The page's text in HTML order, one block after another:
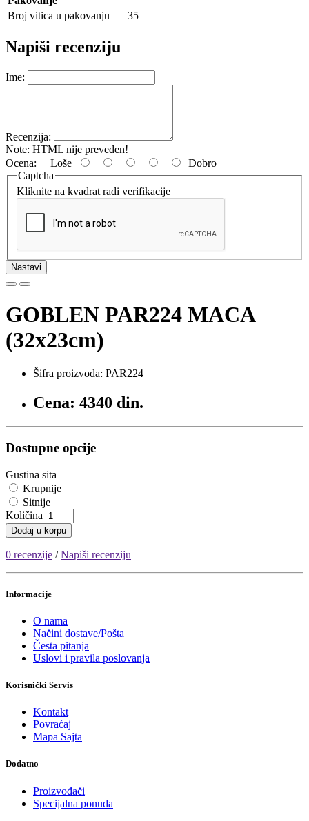
Broj vitica u pakovanju
35
Napiši recenziju
Ime:
Recenzija:
Note: HTML nije preveden!
Ocena: Loše
Dobro
Captcha
Kliknite na kvadrat radi verifikacije
Nastavi
GOBLEN PAR224 MACA
(32x23cm)
Šifra proizvoda: PAR224
Cena: 4340 din.
Dostupne opcije
Gustina sita
Krupnije
Sitnije
Količina
Dodaj u korpu
0 recenzije /Napiši recenziju
Informacije
O nama
Načini dostave/Pošta
Česta pitanja
Uslovi i pravila poslovanja
Korisnički Servis
Kontakt
Povraćaj
Mapa Sajta
Dodatno
Proizvođači
Specijalna ponuda